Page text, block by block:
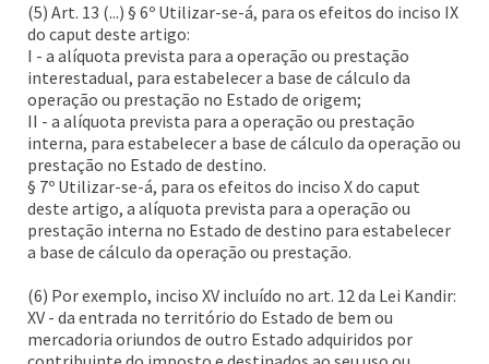
(5) Art. 13 (...) § 6º Utilizar-se-á, para os efeitos do inciso IX
do caput deste artigo:
I - a alíquota prevista para a operação ou prestação
interestadual, para estabelecer a base de cálculo da
operação ou prestação no Estado de origem;
II - a alíquota prevista para a operação ou prestação
interna, para estabelecer a base de cálculo da operação ou
prestação no Estado de destino.
§ 7º Utilizar-se-á, para os efeitos do inciso X do caput
deste artigo, a alíquota prevista para a operação ou
prestação interna no Estado de destino para estabelecer
a base de cálculo da operação ou prestação.
(6) Por exemplo, inciso XV incluído no art. 12 da Lei Kandir:
XV - da entrada no território do Estado de bem ou
mercadoria oriundos de outro Estado adquiridos por